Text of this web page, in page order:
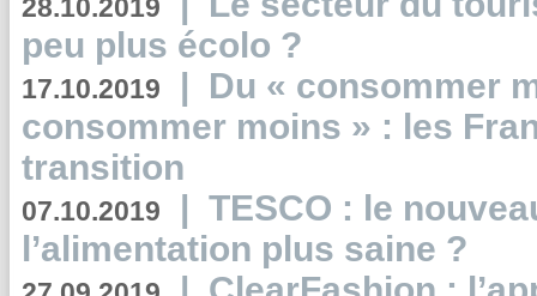
28.10.2019
peu plus écolo ?
17.10.2019 | Du « consommer
consommer moins » : les
transition
07.10.2019 | TESCO : le
l’alimentation plus saine ?